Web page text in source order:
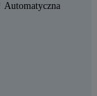
Automatyczna